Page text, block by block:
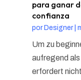
para ganar
confianza
por Designer|
Um zu
aufregend
erfordert